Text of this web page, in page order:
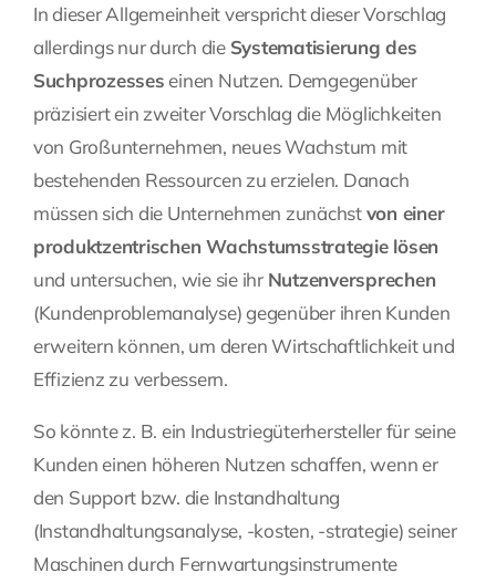
In dieser Allgemeinheit verspricht dieser Vorschlag
allerdings nur durch die Systematisierung des
Suchprozesseseinen Nutzen. Demgegenüber
präzisiert ein zweiter Vorschlag die Möglichkeiten
von Großunternehmen, neues Wachstum mit
bestehenden Ressourcen zu erzielen. Danach
müssen sich die Unternehmen zunächstvon einer
produktzentrischen Wachstumsstrategie lösen
und untersuchen, wie sie ihr Nutzenversprechen
(Kundenproblemanalyse) gegenüber ihren Kunden
erweitern können, um deren Wirtschaftlichkeit und
Effizienz zu verbessern.
So könnte z. B. ein Industriegüterhersteller für seine
Kunden einen höheren Nutzen schaffen, wenn er
den Support bzw. die Instandhaltung
(Instandhaltungsanalyse, -kosten, -strategie) seiner
Maschinen durch Fernwartungsinstrumente